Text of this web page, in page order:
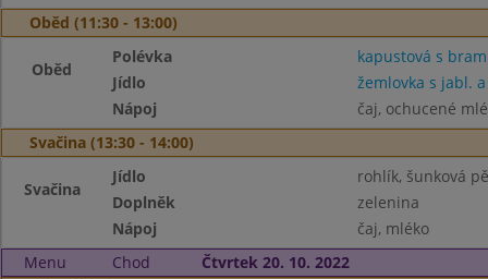
Oběd (11:30 - 13:00)
Oběd
Polévka
kapustová s
Jídlo
žemlovka s jabl.
Nápoj
čaj, ochucené
Svačina (13:30 - 14:00)
Svačina
Jídlo
rohlík, šunková
Doplněk
zelenina
Nápoj
čaj, mléko
Menu
Chod
Čtvrtek 20. 10. 2022